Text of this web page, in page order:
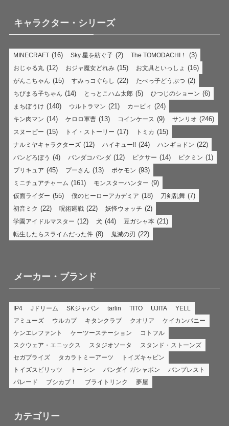
キャラクター・シリーズ
MINECRAFT (16) Sky 星を紡ぐ子 (2) The TOMODACHI！ (3)
おじゃる丸 (12) おジャ魔女どれみ (15) お文具といっしょ (16)
がんこちゃん (15) すみっコぐらし (22) たべっ子どうぶつ (2)
ちびまる子ちゃん (14) とっとこハム太郎 (5) ひつじのショーン (6)
まちぼうけ (140) ウルトラマン (21) カービィ (24)
キン肉マン (14) ケロロ軍曹 (13) コインケース (9) サンリオ (246)
スヌーピー (15) トイ・ストーリー (17) トミカ (15)
ナルミヤキャラクターズ (12) ハイキュー!! (24) ハンギョドン (22)
パンどろぼう (4) パンダコパンダ (12) ピクサー (14) ピクミン (1)
プリキュア (45) プーさん (13) ポケモン (93)
ミニチュアチャーム (161) モンスターハンター (9)
仮面ライダー (55) 僕のヒーローアカデミア (18) 刀剣乱舞 (7)
初音ミク (22) 呪術廻戦 (22) 妖怪ウォッチ (2)
学園アイドルマスター (12) 犬 (44) 豆ガシャ本 (21)
転生したらスライムだった件 (8) 鬼滅の刃 (22)
メーカー・ブランド
IP4 Jドリーム SKジャパン tarlin TITO UJITA
YELL
アミューズ
ウルカプ キタンクラブ クオリア
ケイカンパニー
ケンエレファント
ケーツーステーション
コトフル
スクウェア・エニックス
スタジオソータ
スタンド・ストーンズ
セガプライズ
タカラトミーアーツ
トイズキャビン
トイズスピリッツ
トーシン バンダイ ガシャポン
バンプレスト
パレード
ブシカプ！ ブライトリンク 夢屋
カテゴリー